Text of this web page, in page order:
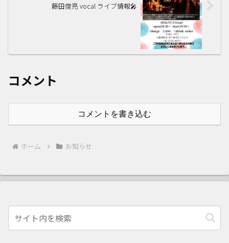
藤田俊亮 vocal ライブ情報🎤
コメント
コメントを書き込む
ホーム お知らせ